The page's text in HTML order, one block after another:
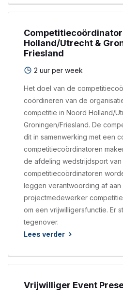
Holland/Utrecht &
Friesland
2 uur per week
Het doel van de
coördineren van de
competitie in Noord Holland/
Groningen/Friesland. De
dit in samenwerking met een
competitiecoördinatoren
de afdeling wedstrijdsport
competitiecoördinatoren
leggen verantwoording af aan
projectmedewerker
om een vrijwilligersfunctie. Er
tegenover.
Lees verder
Vrijwilliger Event